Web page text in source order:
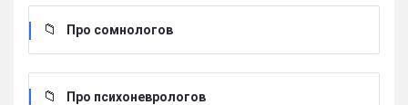
Про сомнологов
Про психоневрологов